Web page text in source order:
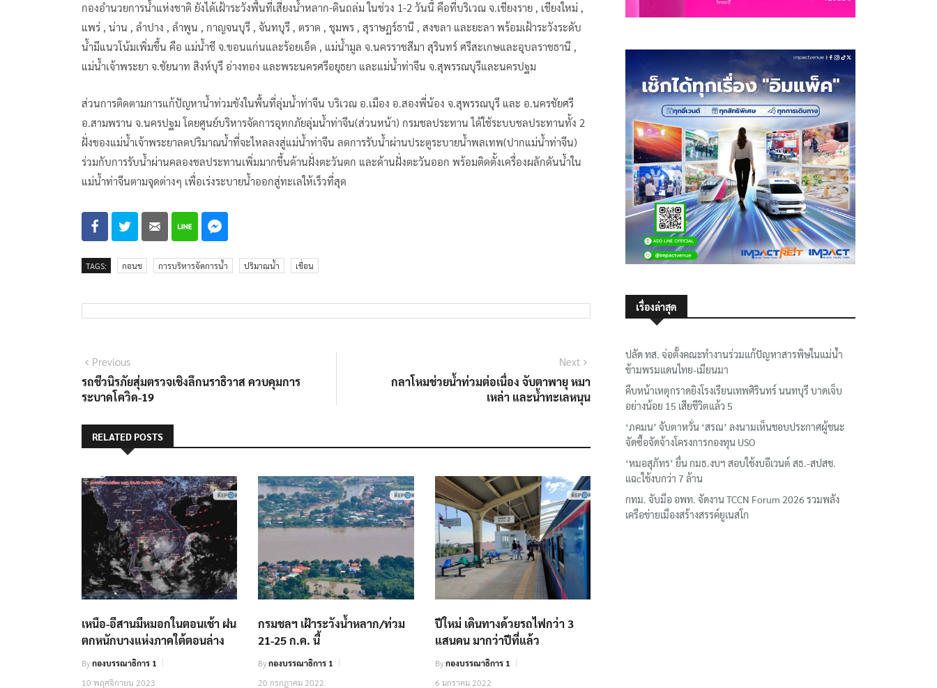
กองอำนวยการน้ำแห่งชาติ ยังได้เฝ้าระวังพื้นที่เสี่ยงน้ำหลาก-ดินถล่ม ในช่วง 1-2 วันนี้ คือที่บริเวณ จ.เชียงราย , เชียงใหม่ ,
แพร่ , น่าน , ลำปาง , ลำพูน , กาญจนบุรี , จันทบุรี , ตราด , ชุมพร , สุราษฏร์ธานี , สงขลา และยะลา พร้อมเฝ้าระวังระดับ
น้ำมีแนวโน้มเพิ่มขึ้น คือ แม่น้ำชี จ.ขอนแก่นและร้อยเอ็ด , แม่น้ำมูล จ.นครราชสีมา สุรินทร์ ศรีสะเกษและอุบลราชธานี ,
แม่น้ำเจ้าพระยา จ.ชัยนาท สิงห์บุรี อ่างทอง และพระนครศรีอยุธยา และแม่น้ำท่าจีน จ.สุพรรณบุรีและนครปฐม
ส่วนการติดตามการแก้ปัญหาน้ำท่วมขังในพื้นที่ลุ่มน้ำท่าจีน บริเวณ อ.เมือง อ.สองพี่น้อง จ.สุพรรณบุรี และ อ.นครชัยศรี
อ.สามพราน จ.นครปฐม โดยศูนย์บริหารจัดการอุทกภัยลุ่มน้ำท่าจีน(ส่วนหน้า) กรมชลประทาน ได้ใช้ระบบชลประทานทั้ง 2
ฝั่งของแม่น้ำเจ้าพระยาลดปริมาณน้ำที่จะไหลลงสู่แม่น้ำท่าจีน ลดการรับน้ำผ่านประตูระบายน้ำพลเทพ(ปากแม่น้ำท่าจีน)
ร่วมกับการรับน้ำผ่านคลองชลประทานเพิ่มมากขึ้นด้านฝั่งตะวันตก และด้านฝั่งตะวันออก พร้อมติดตั้งเครื่องผลักดันน้ำใน
แม่น้ำท่าจีนตามจุดต่างๆ เพื่อเร่งระบายน้ำออกสู่ทะเลให้เร็วที่สุด
TAGS: กอนช การบริหารจัดการน้ำ ปริมาณน้ำ เขื่อน
แนะแนว
เรื่อง
PreviousPrevious
post:
รถชีวนิรภัยสุ่มตรวจเชิงลึกนราธิวาส ควบคุมการ
ระบาดโควิด-19
Next
post:
กลาโหมช่วยน้ำท่วมต่อเนื่อง จับตาพายุ หมา
เหล่า และน้ำทะเลหนุน
RELATED POSTS
เหนือ-อีสานมีหมอกในตอนเช้า ฝน
ตกหนักบางแห่งภาคใต้ตอนล่าง
Byกองบรรณาธิการ 1
10 พฤศจิกายน 2023
กรมชลฯ เฝ้าระวังน้ำหลาก/ท่วม
21-25 ก.ค. นี้
Byกองบรรณาธิการ 1
20 กรกฎาคม 2022
ปีใหม่ เดินทางด้วยรถไฟกว่า 3
แสนคน มากว่าปีที่แล้ว
Byกองบรรณาธิการ 1
6 มกราคม 2022
เรื่องล่าสุด
ปลัด ทส. จ่อตั้งคณะทำงานร่วมแก้ปัญหาสารพิษในแม่น้ำ
ข้ามพรมแดนไทย-เมียนมา
คืบหน้าเหตุกราดยิงโรงเรียนเทพศิรินทร์ นนทบุรี บาดเจ็บ
อย่างน้อย 15 เสียชีวิตแล้ว 5
‘ภคมน’ จับตาหวั่น ‘สรณ’ ลงนามเห็นชอบประกาศผู้ชนะ
จัดซื้อจัดจ้างโครงการกองทุน USO
‘หมอสุภัทร’ ยื่น กมธ.งบฯ สอบใช้งบอีเวนต์ สธ.-สปสช.
แฉcใช้งบกว่า 7 ล้าน
กทม. จับมือ อพท. จัดงาน TCCN Forum 2026 รวมพลัง
เครือข่ายเมืองสร้างสรรค์ยูเนสโก